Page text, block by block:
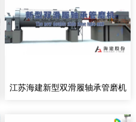
江苏海建新型双滑履轴承管磨机